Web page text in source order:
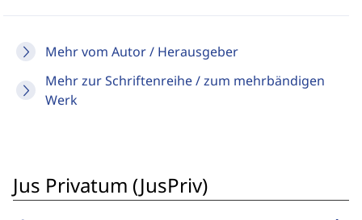
Mehr vom Autor / Herausgeber
Mehr zur Schriftenreihe / zum mehrbändigen
Werk
Jus Privatum (JusPriv)